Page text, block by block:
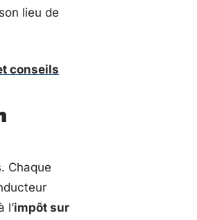
lieu de
conseils
Chaque
l’impôt sur